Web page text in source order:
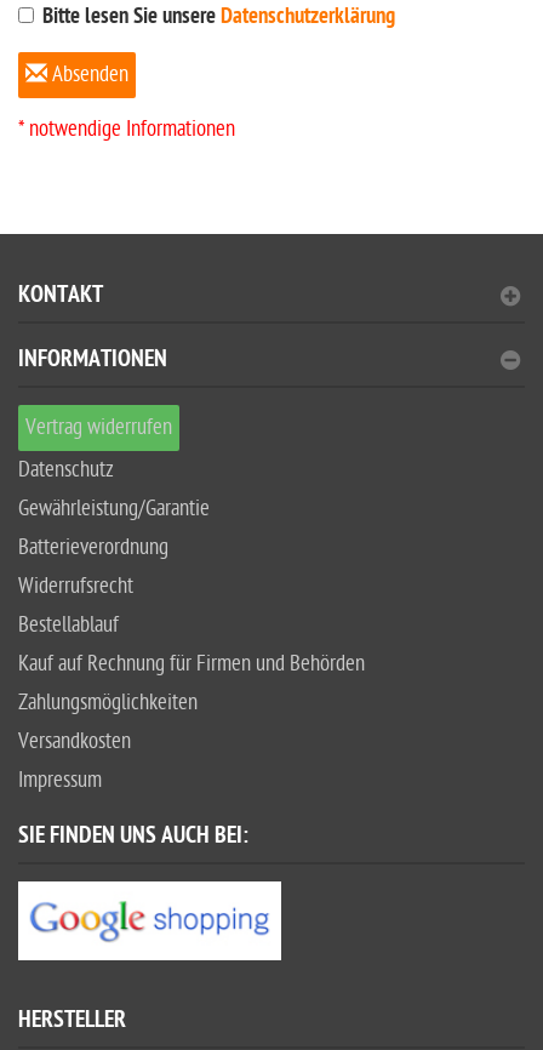
Bitte lesen Sie unsereDatenschutzerklärung
Absenden
* notwendige Informationen
KONTAKT
INFORMATIONEN
Vertrag widerrufen
Datenschutz
Gewährleistung/Garantie
Batterieverordnung
Widerrufsrecht
Bestellablauf
Kauf auf Rechnung für Firmen und Behörden
Zahlungsmöglichkeiten
Versandkosten
Impressum
SIE FINDEN UNS AUCH BEI:
HERSTELLER